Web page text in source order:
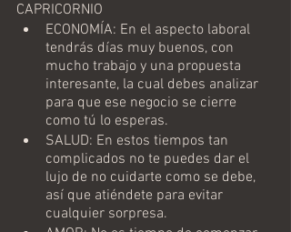
CAPRICORNIO
ECONOMÍA: En el aspecto laboral
tendrás días muy buenos, con
mucho trabajo y una propuesta
interesante, la cual debes analizar
para que ese negocio se cierre
como tú lo esperas.
SALUD: En estos tiempos tan
complicados no te puedes dar el
lujo de no cuidarte como se debe,
así que atiéndete para evitar
cualquier sorpresa.